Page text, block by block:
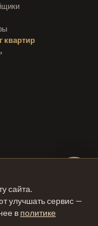
квартир
сайта.
улучшать сервис —
в политике